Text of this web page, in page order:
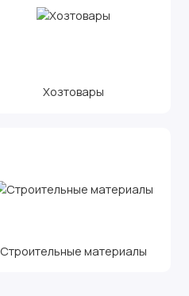
Хозтовары
Строительные материалы